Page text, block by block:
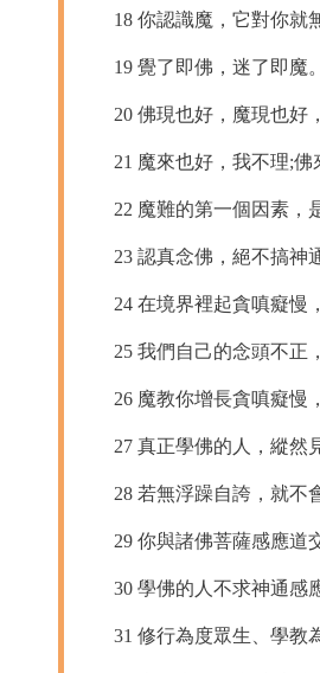
18 你認識魔，它對你就無
19 覺了即佛，迷了即魔。
20 佛現也好，魔現也好
21 魔來也好，我不理;佛
22 魔難的第一個因素，
23 認真念佛，絕不搞神通
24 在境界裡起貪嗔癡慢，
25 我們自己的念頭不正，
26 魔教你增長貪嗔癡慢
27 真正學佛的人，縱然
28 若無浮躁自誇，就不會
29 你與諸佛菩薩感應道
30 學佛的人不求神通感應
31 修行為度眾生、學教為